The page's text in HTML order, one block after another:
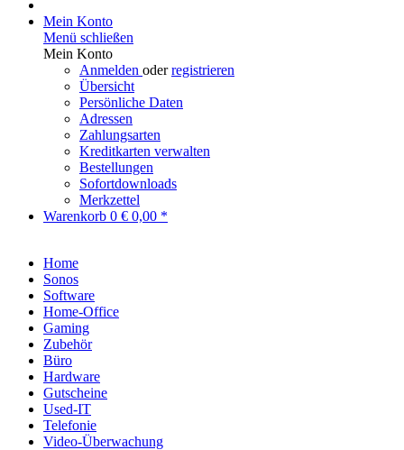
Mein Konto
Menü schließen
Mein Konto
Anmelden oderregistrieren
Übersicht
Persönliche Daten
Adressen
Zahlungsarten
Kreditkarten verwalten
Bestellungen
Sofortdownloads
Merkzettel
Warenkorb 0 € 0,00 *
Home
Sonos
Software
Home-Office
Gaming
Zubehör
Büro
Hardware
Gutscheine
Used-IT
Telefonie
Video-Überwachung